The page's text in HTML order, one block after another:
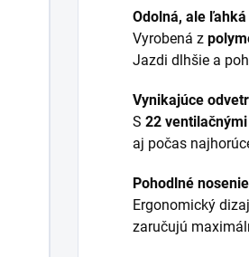
Odolná, ale
Vyrobená z
Jazdi dlhšie a
Vynikajúce
S 22
aj počas
Pohodlné
Ergonomický
zaručujú